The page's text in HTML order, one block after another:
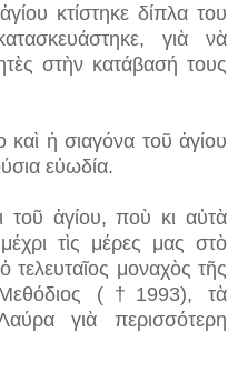
κτίστηκε δίπλα του
γιὰ νὰ
στὴν κατάβασή τους
ἡ σιαγόνα τοῦ ἁγίου
εὐωδία.
τοῦ ἁγίου, ποὺ κι αὐτὰ
τὶς μέρες μας στὸ
τελευταῖος μοναχὸς τῆς
Μεθόδιος (†1993), τὰ
γιὰ περισσότερη